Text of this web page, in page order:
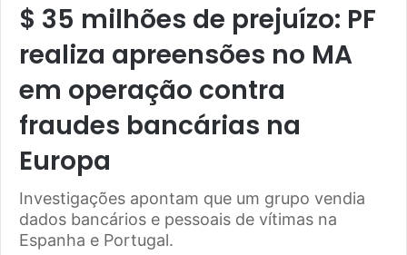
$ 35 milhões de prejuízo: PF
realiza apreensões no MA
em operação contra
fraudes bancárias na
Europa
Investigações apontam que um grupo vendia
dados bancários e pessoais de vítimas na
Espanha e Portugal.